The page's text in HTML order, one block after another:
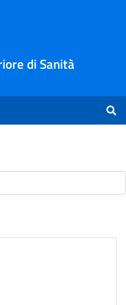
di Sanità
-